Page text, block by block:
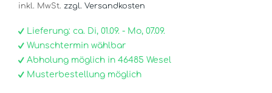
inkl. MwSt. zzgl. Versandkosten
Lieferung: ca. Di, 01.09. - Mo, 07.09.
Wunschtermin wählbar
Abholung möglich in 46485 Wesel
Musterbestellung möglich